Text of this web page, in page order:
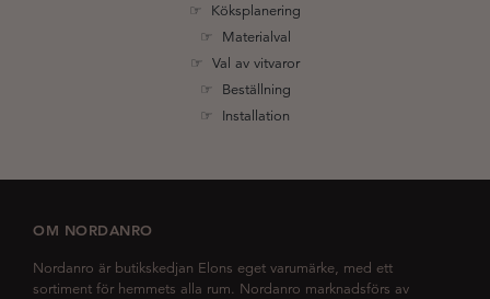
☞ Köksplanering
☞ Materialval
☞ Val av vitvaror
☞ Beställning
☞ Installation
OM NORDANRO
Nordanro är butikskedjan Elons eget varumärke, med ett
sortiment för hemmets alla rum. Nordanro marknadsförs av